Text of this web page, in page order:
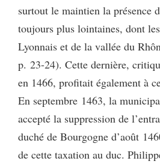
surtout le maintien la présence
toujours plus lointaines, dont
Lyonnais et de la vallée du
p. 23-24). Cette dernière,
en 1466, profitait également à
En septembre 1463, la
accepté la suppression de
duché de Bourgogne d’août
de cette taxation au duc.